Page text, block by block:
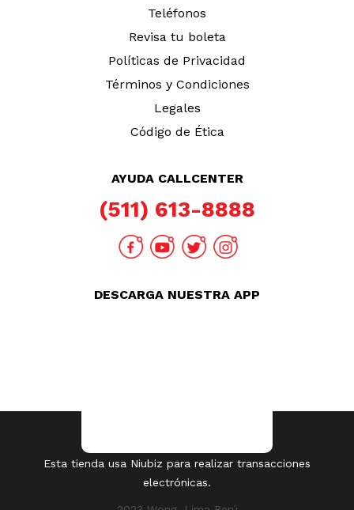
AYUDA CALLCENTER
(511) 613-8888
DESCARGA NUESTRA APP
Compras 100% seguras
Esta tienda usa Niubiz para realizar transacciones
electrónicas.